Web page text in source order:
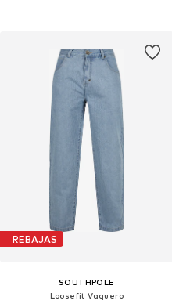
REBAJAS
SOUTHPOLE
Loosefit Vaquero